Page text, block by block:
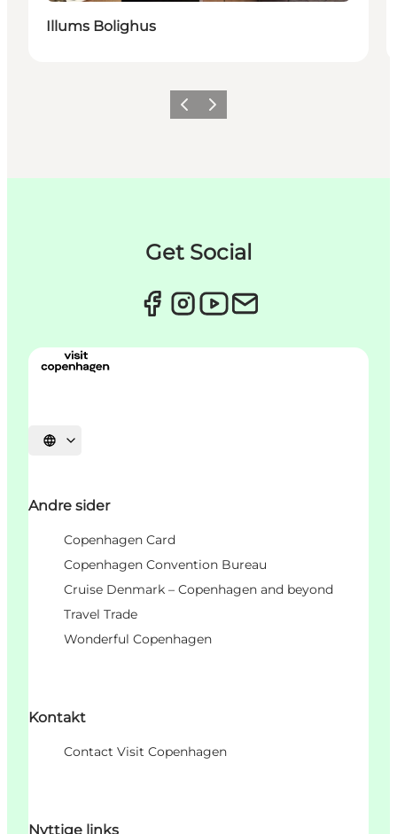
Illums Bolighus
ForrigeNæste
Get Social
Vælg sprog
Andre sider
Copenhagen Card
Copenhagen Convention Bureau
Cruise Denmark – Copenhagen and beyond
Travel Trade
Wonderful Copenhagen
Kontakt
Contact Visit Copenhagen
Nyttige links